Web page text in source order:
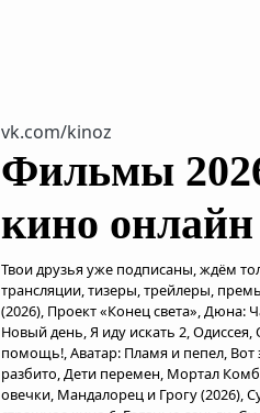
vk.com/kinoz
Фильмы
кино
Твои друзья уже подписаны, ждём
трансляции, тизеры, трейлеры,
(2026), Проект «Конец света», Дюна:
Новый день, Я иду искать 2,
помощь!, Аватар: Пламя и пепел, Вот
разбито, Дети перемен, Мортал
овечки, Мандалорец и Грогу (2026),